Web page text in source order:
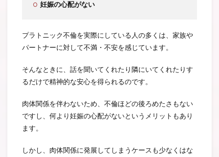
妊娠の心配がない
プラトニック不倫を実際にしている人の多くは、家族や
パートナーに対して不満・不安を感じています。
そんなときに、話を聞いてくれたり隣にいてくれたりす
るだけで精神的な安心を得られるのです。
肉体関係を伴わないため、不倫ほどの後ろめたさもない
ですし、何より妊娠の心配がないというメリットもあり
ます。
しかし、肉体関係に発展してしまうケースも少なくはな